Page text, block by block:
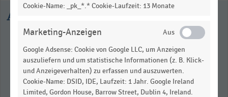
Ausgewählte Statistiken
Cookie-Name: _pk_*.* Cookie-Laufzeit: 13 Monate
Marketing-Anzeigen
Google Adsense: Cookie von Google LLC, um Anzeigen
auszuliefern und um statistische Informationen (z. B. Klick-
und Anzeigeverhalten) zu erfassen und auszuwerten.
Cookie-Name: DSID, IDE, Laufzeit: 1 Jahr. Google Ireland
Limited, Gordon House, Barrow Street, Dublin 4, Ireland.